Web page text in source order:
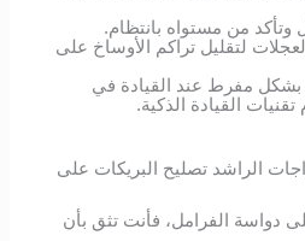
وتأكد من مستواه بانتظام.
لتقليل تراكم الأوساخ على
بشكل مفرط عند القيادة في
القيادة الذكية.
الراشد تصليح البريكات على
دواسة الفرامل، فأنت تثق بأن